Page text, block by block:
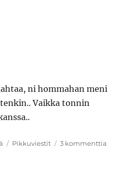
ni hommahan meni
Vaikka tonnin
Avainsanat
Pikkuviestit 3 kommenttia